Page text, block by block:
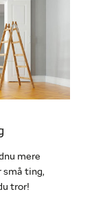
mere
små ting,
tror!